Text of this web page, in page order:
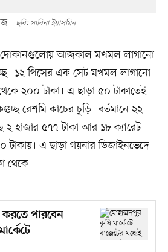
ছবি: সাবিনা ইয়াসমিন
দোকানগুলোয় আজকাল মখমল লাগানো
১২ পিসের এক সেট মখমল লাগানো
২০০ টাকা। এ ছাড়া ৫০ টাকাতেই
রেশমি কাচের চুড়ি। বর্তমানে ২২
২ হাজার ৫৭৭ টাকা আর ১৮ ক্যারেট
টাকায়। এ ছাড়া গয়নার ডিজাইনভেদে
থেকে।
করতে পারবেন